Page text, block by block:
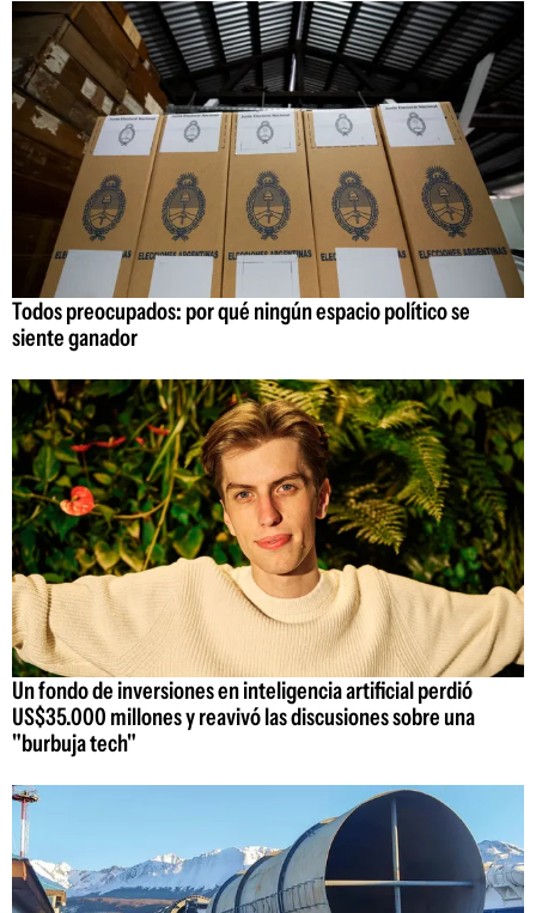
Todos preocupados: por qué ningún espacio político se
siente ganador
Un fondo de inversiones en inteligencia artificial perdió
US$35.000 millones y reavivó las discusiones sobre una
"burbuja tech"